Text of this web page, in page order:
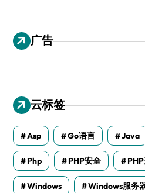
广告
云标签
Asp Go语言 Java
Php PHP安全
Windows Windows服务